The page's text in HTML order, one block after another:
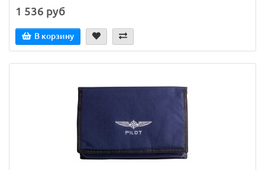
1 536 руб
В корзину